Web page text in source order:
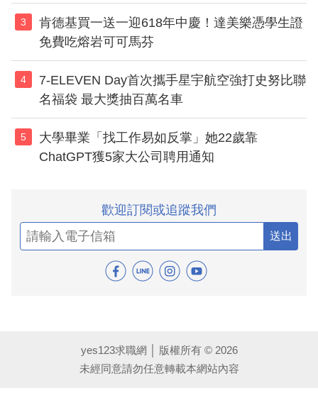
3
肯德基買一送一迎618年中慶！達美樂憑學生證
免費吃熔岩可可馬芬
4
7-ELEVEN Day首次攜手星宇航空強打史努比聯
名福袋 最大獎抽百萬名車
5
大學畢業「找工作易如反掌」她22歲靠
ChatGPT獲5家大公司聘用通知
歡迎訂閱或追蹤我們
送出
yes123求職網 │ 版權所有 © 2026
未經同意請勿任意轉載本網站內容